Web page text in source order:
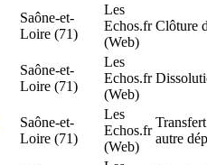
Saône-et-
Loire (71)
Les
Echos.fr
(Web)
Clôture
Saône-et-
Loire (71)
Les
Echos.fr
(Web)
Saône-et-
Loire (71)
Les
Echos.fr
(Web)
autre